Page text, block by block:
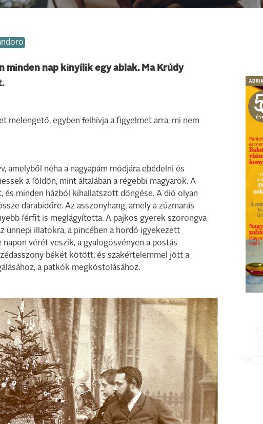
minden nap kinyílik egy ablak. Ma Krúdy
melengető, egyben felhívja a figyelmet arra, mi nem
amelyből néha a nagyapám módjára ebédelni és
a földön, mint általában a régebbi magyarok. A
minden házból kihallatszott döngése. A dió olyan
darabidőre. Az asszonyhang, amely a zúzmarás
férfit is meglágyította. A pajkos gyerek szorongva
ünnepi illatokra, a pincében a hordó igyekezett
vérét veszik, a gyalogösvényen a postás
békét kötött, és szakértelemmel jött a
a patkók megkóstolásához.